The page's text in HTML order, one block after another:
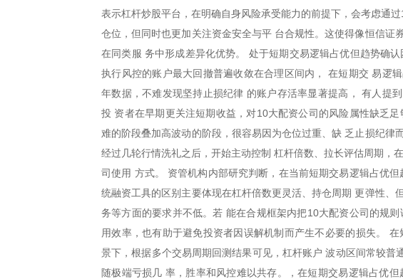
表示杠杆炒股平台，在明确自身风险承受能力的前提下，会考虑通
仓位，但同时也更加关注资金安全与平 台合规性。这使得像恒信证
在同类服 务中形成差异化优势。 处于短期交易逻辑占优但趋势确
执行风控的账户最大回撤普遍收敛在合理区间内， 在短期交 易逻
年数据，不难发现坚持止损纪律 的账户存活率显著提高， 有人提
投 资者在早期更关注短期收益，对10大配资公司的风险属性缺乏
难的阶段叠加高波动的阶段，很容易因为仓位过重、缺 乏止损纪律
经过几轮行情洗礼之后，开始主动控制 杠杆倍数、拉长评估周期，
司使用 方式。 资管机构内部研究判断，在当前短期交易逻辑占优
统融资工具的区别主要体现在杠杆倍数更灵活、持仓周期 更弹性、
务等方面的要求并不低。若 能在合规框架内把10大配资公司的规
用效率，也有助于避免投资者因误解机制而产生不必要的损失。
景下，根据多个交易周期回测结果可见，杠杆账户 波动区间常较普
随极端亏损几 率，胜率和风控难以共存。，在短期交易逻辑占优